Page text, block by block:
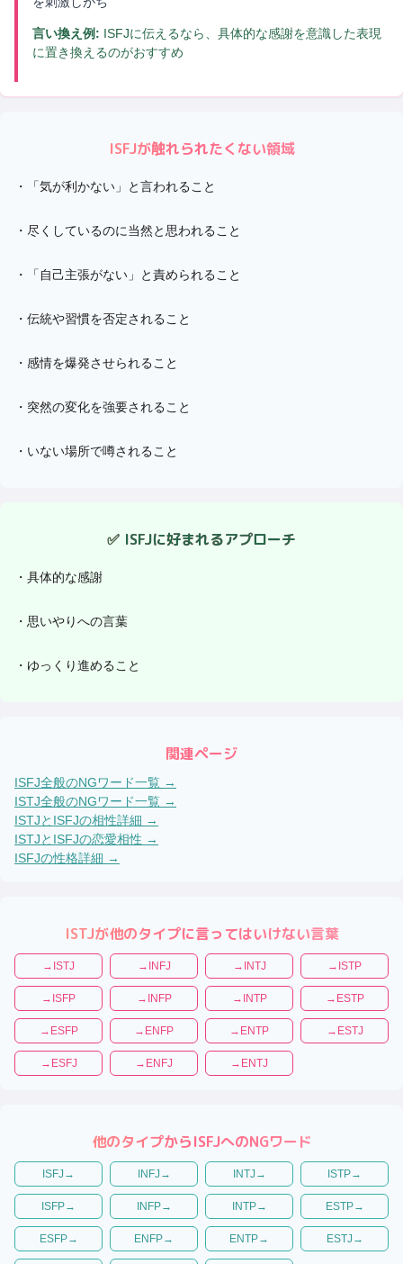
言い換え例: ISFJに伝えるなら、具体的な感謝を意識した表現
に置き換えるのがおすすめ
ISFJが触れられたくない領域
・ 「気が利かない」と言われること
・ 尽くしているのに当然と思われること
・ 「自己主張がない」と責められること
・ 伝統や習慣を否定されること
・ 感情を爆発させられること
・ 突然の変化を強要されること
・ いない場所で噂されること
✅ ISFJに好まれるアプローチ
・ 具体的な感謝
・ 思いやりへの言葉
・ ゆっくり進めること
関連ページ
ISFJ全般のNGワード一覧 →
ISTJ全般のNGワード一覧 →
ISTJと ISFJの相性詳細 →
ISTJと ISFJの恋愛相性 →
ISFJの性格詳細 →
ISTJが他のタイプに言ってはいけない言葉
→ ISTJ → INFJ → INTJ → ISTP
→ ISFP → INFP → INTP → ESTP
→ ESFP → ENFP → ENTP → ESTJ
→ ESFJ → ENFJ → ENTJ
他のタイプからISFJへのNGワード
ISFJ → INFJ → INTJ → ISTP→
ISFP→ INFP→ INTP→ ESTP→
ESFP→ ENFP→ ENTP→ ESTJ →